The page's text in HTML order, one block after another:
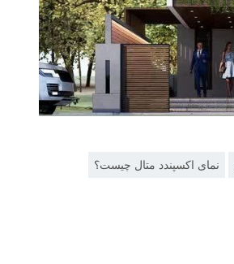
نمای اکسپندد متال چیست؟